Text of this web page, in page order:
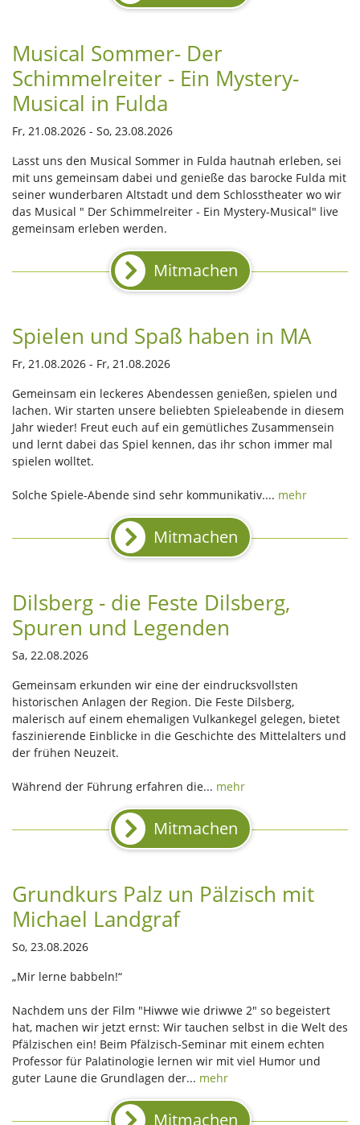
Musical Sommer- Der
Schimmelreiter - Ein Mystery-
Musical in Fulda
Fr, 21.08.2026 - So, 23.08.2026
Lasst uns den Musical Sommer in Fulda hautnah erleben, sei
mit uns gemeinsam dabei und genieße das barocke Fulda mit
seiner wunderbaren Altstadt und dem Schlosstheater wo wir
das Musical " Der Schimmelreiter - Ein Mystery-Musical" live
gemeinsam erleben werden.
Mitmachen
Spielen und Spaß haben in MA
Fr, 21.08.2026 - Fr, 21.08.2026
Gemeinsam ein leckeres Abendessen genießen, spielen und
lachen. Wir starten unsere beliebten Spieleabende in diesem
Jahr wieder! Freut euch auf ein gemütliches Zusammensein
und lernt dabei das Spiel kennen, das ihr schon immer mal
spielen wolltet.
Solche Spiele-Abende sind sehr kommunikativ.... mehr
Mitmachen
Dilsberg - die Feste Dilsberg,
Spuren und Legenden
Sa, 22.08.2026
Gemeinsam erkunden wir eine der eindrucksvollsten
historischen Anlagen der Region. Die Feste Dilsberg,
malerisch auf einem ehemaligen Vulkankegel gelegen, bietet
faszinierende Einblicke in die Geschichte des Mittelalters und
der frühen Neuzeit.
Während der Führung erfahren die... mehr
Mitmachen
Grundkurs Palz un Pälzisch mit
Michael Landgraf
So, 23.08.2026
„Mir lerne babbeln!“
Nachdem uns der Film "Hiwwe wie driwwe 2" so begeistert
hat, machen wir jetzt ernst: Wir tauchen selbst in die Welt des
Pfälzischen ein! Beim Pfälzisch-Seminar mit einem echten
Professor für Palatinologie lernen wir mit viel Humor und
guter Laune die Grundlagen der... mehr
Mitmachen